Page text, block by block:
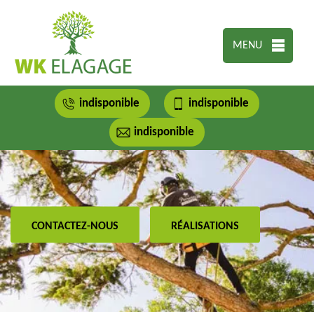
MENU
indisponible indisponible
indisponible
CONTACTEZ-NOUS RÉALISATIONS